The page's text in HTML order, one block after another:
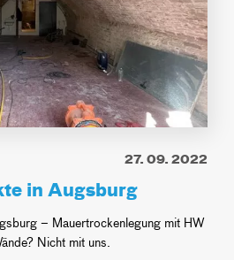
27. 09. 2022
in Augsburg
– Mauertrockenlegung mit HW
Nicht mit uns.